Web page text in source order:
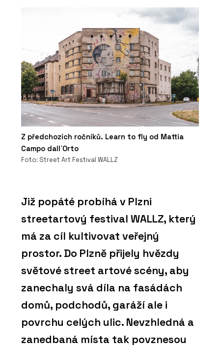
Z předchozích ročníků. Learn to fly od Mattia
Campo dall´Orto
Foto: Street Art Festival WALLZ
Již popáté probíhá v Plzni
streetartový festival WALLZ, který
má za cíl kultivovat veřejný
prostor. Do Plzně přijely hvězdy
světové street artové scény, aby
zanechaly svá díla na fasádách
domů, podchodů, garáží ale i
povrchu celých ulic. Nevzhledná a
zanedbaná místa tak povznesou